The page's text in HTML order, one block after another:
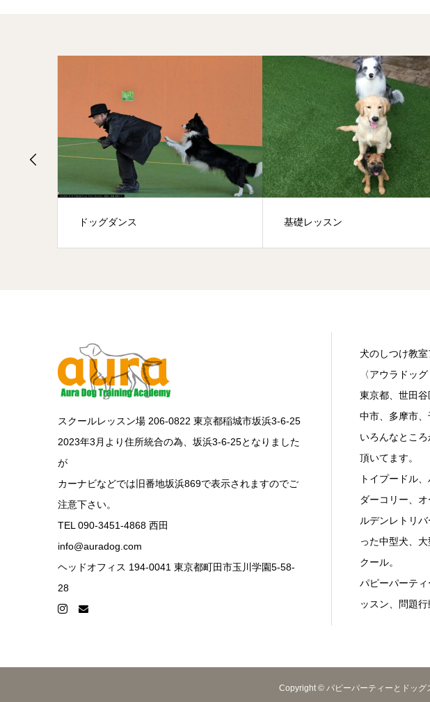
ドッグダンス 基礎レッスン
スクールレッスン場 206-0822 東京都稲城市坂浜3-6-25
2023年3月より住所統合の為、坂浜3-6-25となりました
が
カーナビなどでは旧番地坂浜869で表示されますのでご
注意下さい。
TEL 090-3451-4868 西田
info@auradog.com
ヘッドオフィス 194-0041 東京都町田市玉川学園5-58-
28
犬のしつけ教
〈アウラドッ
東京都、世田
中市、多摩市
いろんなとこ
頂いてます。
トイプードル
ダーコリー、
ルデンレトリ
った中型犬、
クール。
パピーパーテ
ッスン、問題
Copyright © パピーパーティーとドッ